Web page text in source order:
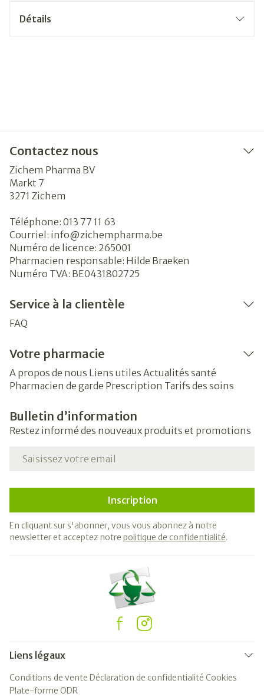
Détails
Contactez nous
Zichem Pharma BV
Markt 7
3271 Zichem
Téléphone: 013 77 11 63
Courriel: info@zichempharma.be
Numéro de licence: 265001
Pharmacien responsable: Hilde Braeken
Numéro TVA: BE0431802725
Service à la clientèle
FAQ
Votre pharmacie
A propos de nous Liens utiles Actualités santé
Pharmacien de garde Prescription Tarifs des soins
Bulletin d’information
Restez informé des nouveaux produits et promotions
Adresse mail
Inscription
En cliquant sur s'abonner, vous vous abonnez à notre
newsletter et acceptez notre politique de confidentialité.
Liens légaux
Conditions de vente Déclaration de confidentialité Cookies
Plate-forme ODR